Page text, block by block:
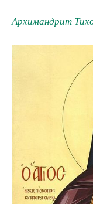
Архимандрит